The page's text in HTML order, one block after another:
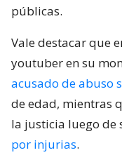
públicas.
Vale destacar que
youtuber en su
acusado de abuso
de edad, mientras
la justicia luego de
por injurias.